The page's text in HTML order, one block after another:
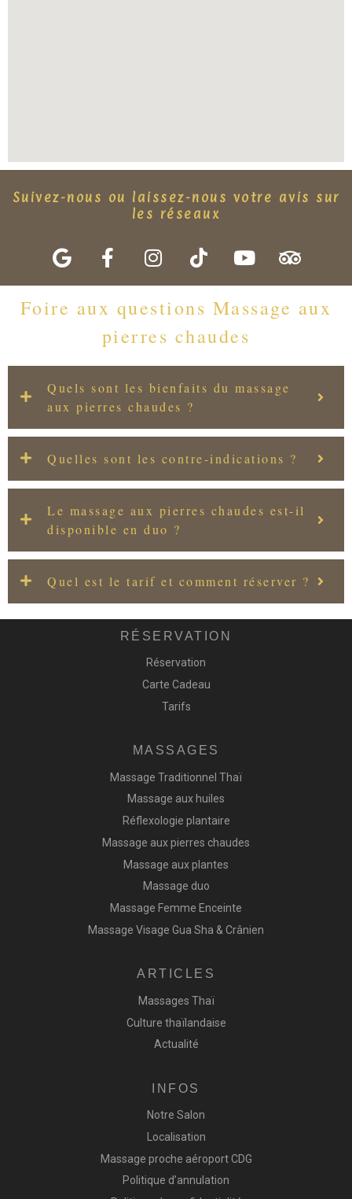
Suivez-nous ou laissez-nous votre avis sur
les réseaux
Foire aux questions Massage aux
pierres chaudes
Quels sont les bienfaits du massage
aux pierres chaudes ?
Quelles sont les contre-indications ?
Le massage aux pierres chaudes est-il
disponible en duo ?
Quel est le tarif et comment réserver ?
RÉSERVATION
Réservation
Carte Cadeau
Tarifs
MASSAGES
Massage Traditionnel Thaï
Massage aux huiles
Réflexologie plantaire
Massage aux pierres chaudes
Massage aux plantes
Massage duo
Massage Femme Enceinte
Massage Visage Gua Sha & Crânien
ARTICLES
Massages Thaï
Culture thaïlandaise
Actualité
INFOS
Notre Salon
Localisation
Massage proche aéroport CDG
Politique d’annulation